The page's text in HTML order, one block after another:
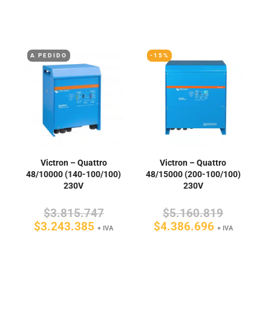
A PEDIDO
Victron – Quattro
48/10000 (140-100/100)
230V
$3.815.747El
precio
$3.243.385 El
+ IVA
-15%
Victron – Quattro
48/15000 (200-100/100)
230V
$5.160.819El
precio
$4.386.696El+ IVA